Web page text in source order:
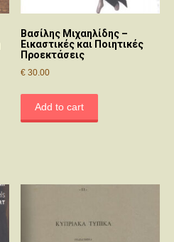
Βασίλης Μιχαηλίδης –
Εικαστικές και Ποιητικές
Προεκτάσεις
€ 30.00
Add to cart